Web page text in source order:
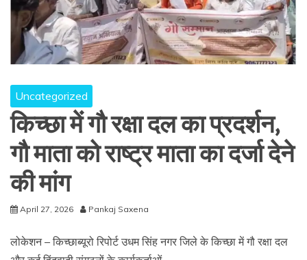
Uncategorized
किच्छा में गौ रक्षा दल का प्रदर्शन,
गौ माता को राष्ट्र माता का दर्जा देने
की मांग
April 27, 2026 Pankaj Saxena
लोकेशन – किच्छाब्यूरो रिपोर्ट उधम सिंह नगर जिले के किच्छा में गौ रक्षा दल